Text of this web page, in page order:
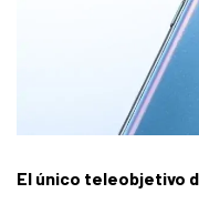
El único teleobjetivo